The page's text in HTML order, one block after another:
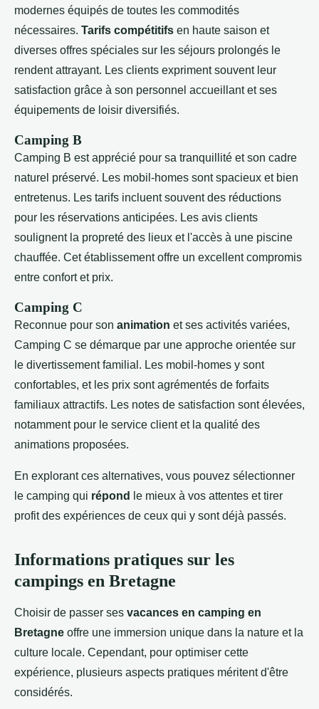
modernes équipés de toutes les commodités
nécessaires. Tarifs compétitifs en haute saison et
diverses offres spéciales sur les séjours prolongés le
rendent attrayant. Les clients expriment souvent leur
satisfaction grâce à son personnel accueillant et ses
équipements de loisir diversifiés.
Camping B
Camping B est apprécié pour sa tranquillité et son cadre
naturel préservé. Les mobil-homes sont spacieux et bien
entretenus. Les tarifs incluent souvent des réductions
pour les réservations anticipées. Les avis clients
soulignent la propreté des lieux et l'accès à une piscine
chauffée. Cet établissement offre un excellent compromis
entre confort et prix.
Camping C
Reconnue pour son animation et ses activités variées,
Camping C se démarque par une approche orientée sur
le divertissement familial. Les mobil-homes y sont
confortables, et les prix sont agrémentés de forfaits
familiaux attractifs. Les notes de satisfaction sont élevées,
notamment pour le service client et la qualité des
animations proposées.
En explorant ces alternatives, vous pouvez sélectionner
le camping qui répond
le mieux à vos attentes et tirer
profit des expériences de ceux qui y sont déjà passés.
Informations pratiques sur les
campings en Bretagne
Choisir de passer ses vacances en camping en
Bretagne offre une immersion unique dans la nature et la
culture locale. Cependant, pour optimiser cette
expérience, plusieurs aspects pratiques méritent d'être
considérés.